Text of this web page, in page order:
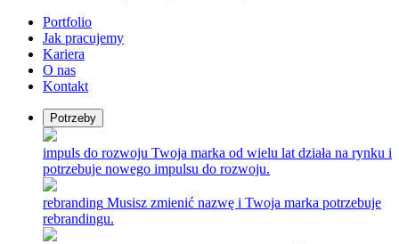
Portfolio
Jak pracujemy
Kariera
O nas
Kontakt
Potrzeby
impuls do rozwoju Twoja marka od wielu lat działa na rynku i
potrzebuje nowego impulsu do rozwoju.
rebranding Musisz zmienić nazwę i Twoja marka potrzebuje
rebrandingu.